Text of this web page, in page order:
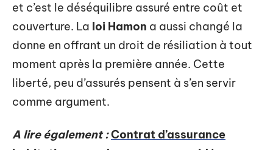
et c’est le déséquilibre assuré entre coût et
couverture. La loi Hamon a aussi changé la
donne en offrant un droit de résiliation à tout
moment après la première année. Cette
liberté, peu d’assurés pensent à s’en servir
comme argument.
A lire également :Contrat d’assurance